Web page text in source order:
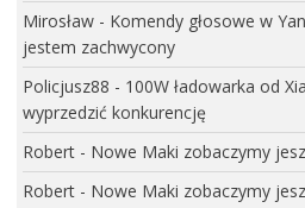
Mirosław- Komendy głosowe w
jestem zachwycony
Policjusz88 - 100W ładowarka od
wyprzedzić konkurencję
Robert- Nowe Maki zobaczymy
Robert- Nowe Maki zobaczymy